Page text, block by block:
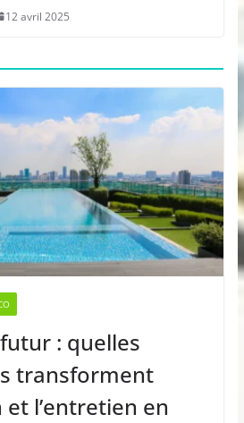
12 avril 2025
: quelles
transforment
et l’entretien en